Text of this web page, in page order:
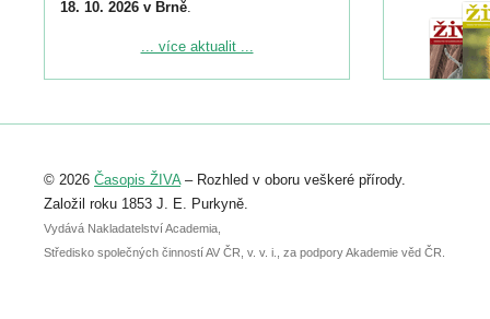
18. 10. 2026 v Brně.
Podrobnější informace ke konferenci
Registrovat se můžete do 6. září.
abstraktu přihlášené přednášky nebo
posteru je už 30. června.
... více aktualit ...
© 2026 Časopis ŽIVA– Rozhled v oboru veškeré přírody.
Založil roku 1853 J. E. Purkyně.
Vydává Nakladatelství Academia,
Středisko společných činností AV ČR, v. v. i., za podpory Akademie věd ČR.